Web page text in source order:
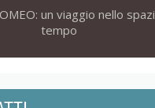
un viaggio nello
tempo